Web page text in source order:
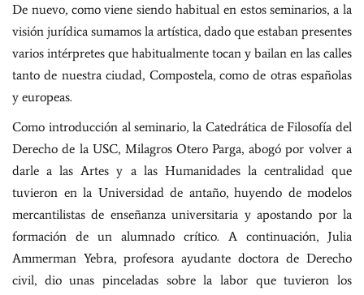
De nuevo, como viene siendo habitual en estos seminarios, a la
visión jurídica sumamos la artística, dado que estaban presentes
varios intérpretes que habitualmente tocan y bailan en las calles
tanto de nuestra ciudad, Compostela, como de otras españolas
y europeas.
Como introducción al seminario, la Catedrática de Filosofía del
Derecho de la USC, Milagros Otero Parga, abogó por volver a
darle a las Artes y a las Humanidades la centralidad que
tuvieron en la Universidad de antaño, huyendo de modelos
mercantilistas de enseñanza universitaria y apostando por la
formación de un alumnado crítico. A continuación, Julia
Ammerman Yebra, profesora ayudante doctora de Derecho
civil, dio unas pinceladas sobre la labor que tuvieron los